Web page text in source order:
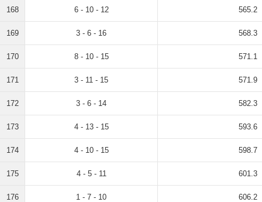
168 6 - 10 - 12 565.2
169 3 - 6 - 16 568.3
170 8 - 10 - 15 571.1
171 3 - 11 - 15 571.9
172 3 - 6 - 14 582.3
173 4 - 13 - 15 593.6
174 4 - 10 - 15 598.7
175 4 - 5 - 11 601.3
176 1 - 7 - 10 606.2